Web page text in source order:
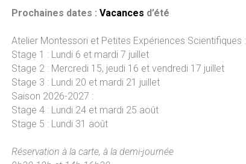
Prochaines dates : Vacances d’été
Atelier Montessori et Petites Expériences Scientifiques :
Stage 1 : Lundi 6 et mardi 7 juillet
Stage 2 : Mercredi 15, jeudi 16 et vendredi 17 juillet
Stage 3 : Lundi 20 et mardi 21 juillet
Saison 2026-2027 :
Stage 4 : Lundi 24 et mardi 25 août
Stage 5 : Lundi 31 août
Réservation à la carte, à la demi-journée